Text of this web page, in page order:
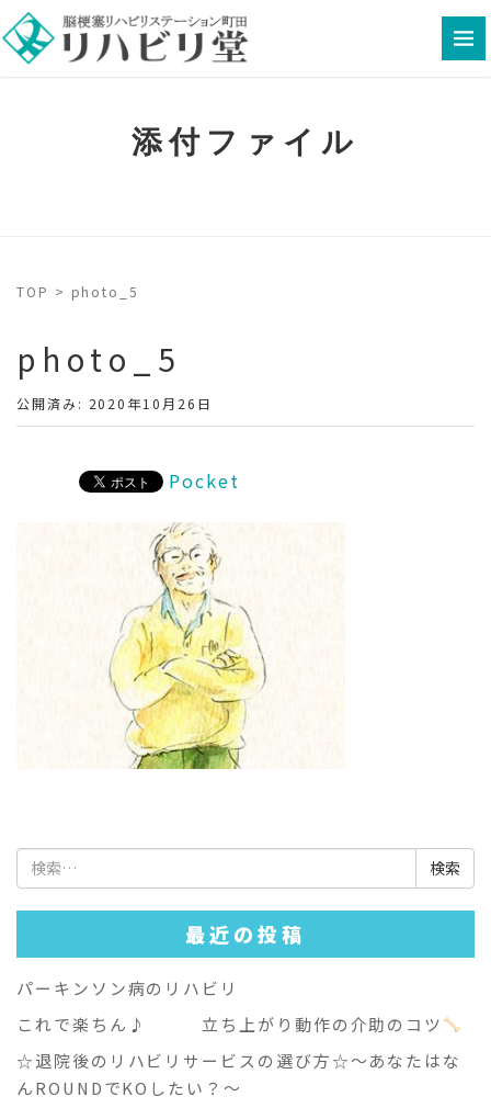
添付ファイル
TOP > photo_5
photo_5
公開済み: 2020年10月26日
Pocket
検
索:
最近の投稿
パーキンソン病のリハビリ
これで楽ちん♪ 立ち上がり動作の介助のコツ
☆退院後のリハビリサービスの選び方☆～あなたはな
んROUNDでKOしたい？～